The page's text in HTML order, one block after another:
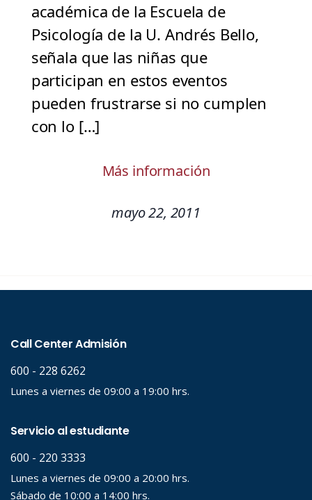
académica de la Escuela de
Psicología de la U. Andrés Bello,
señala que las niñas que
participan en estos eventos
pueden frustrarse si no cumplen
con lo […]
Más información
mayo 22, 2011